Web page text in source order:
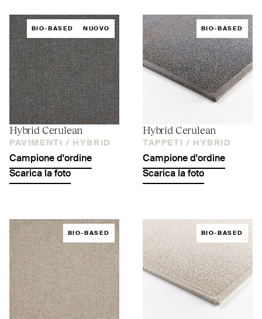
BIO-BASED NUOVO
Hybrid Cerulean
PAVIMENTI / HYBRID
Campione d'ordine
Scarica la foto
BIO-BASED
Hybrid Cerulean
TAPPETI / HYBRID
Campione d'ordine
Scarica la foto
BIO-BASED BIO-BASED